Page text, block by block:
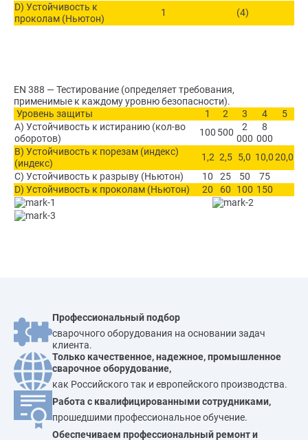
D) Устойчивость к
проколам (Ньютон)
1 (4)
EN 388 — Тестирование (определяет требования,
применимые к каждому уровню безопасности).
Уровень защиты
1 2 3 4
5
A) Устойчивость к истиранию (кол-во
оборотов)
100 500
2
000
8
000
B) Устойчивость к порезам (индекс)
(индекс)
1,2 2,5 5,0 10,020,0
C) Устойчивость к разрыву (Ньютон)
10 25 50
75
D) Устойчивость к проколам (Ньютон)
20 60 100 150
Профессиональный подбор
сварочного оборудования на основании задач
клиента.
Только качественное, надежное, промышленное
сварочное оборудование,
как Российского так и европейского производства.
Работа с квалифицированными сотрудниками,
прошедшими профессиональное обучение.
Обеспечиваем профессиональный ремонт и